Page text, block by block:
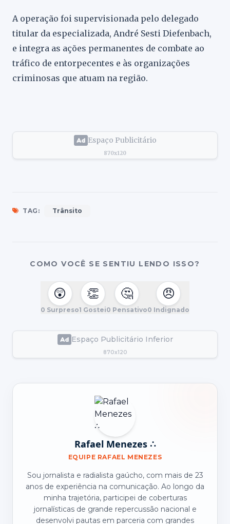
A operação foi supervisionada pelo delegado
titular da especializada, André Sesti Diefenbach,
e integra as ações permanentes de combate ao
tráfico de entorpecentes e às organizações
criminosas que atuam na região.
Espaço Publicitário
870x120
TAG: Trânsito
COMO VOCÊ SE SENTIU LENDO ISSO?
😲
0 Surpreso
👏
1 Gostei
🤔
0 Pensativo
😠
0 Indignado
Espaço Publicitário Inferior
870x120
Rafael Menezes ∴
EQUIPE RAFAEL MENEZES
Sou jornalista e radialista gaúcho, com mais de 23
anos de experiência na comunicação. Ao longo da
minha trajetória, participei de coberturas
jornalísticas de grande repercussão nacional e
desenvolvi pautas em parceria com grandes